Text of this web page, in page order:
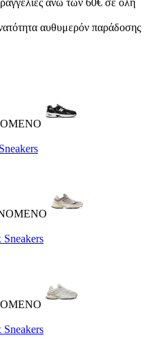
άνω των 60€ σε όλη
αυθυμερόν παράδοσης